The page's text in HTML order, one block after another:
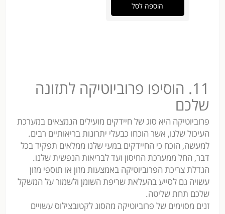
הוספה לסל
11. הוסיפו פרוביוטיקה לתזונה
שלכם
פרוביוטיקה היא סוג של חיידקים מועילים הנמצאים במערכת
העיכול שלנו, אשר הוכחו כבעלי יתרונות בריאותיים רבים.
למעשה, הוכח כי החיידקים במעי שלנו ממלאים תפקיד בכל
דבר, החל ממערכת החיסון ועד לבריאות הנפשית שלנו.
הגדלת צריכת הפרוביוטיקה באמצעות מזון או תוספי מזון
עשויה גם לסייע בהעלאת שריפת השומן ולשמור על המשקל
שלכם תחת שליטה.
זנים מסוימים של פרוביוטיקה מהסוג לקטובצילוס עשויים